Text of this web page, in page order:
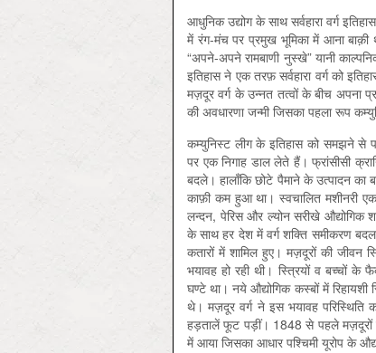
आधुनिक उद्योग के साथ सर्वहारा वर्ग
में रंग-मंच पर प्रमुख भूमिका में आना
“अपने-अपने रामबाणी नुस्खे” यानी
इतिहास ने एक तरफ़ सर्वहारा वर्ग को
मज़दूर वर्ग के उन्नत तत्वों के बीच अपना
की अवधारणा जन्मी जिसका पहला रूप
कम्युनिस्ट लीग के इतिहास को समझने से
पर एक निगाह डाल लेते हैं। फ्रांसीसी
बदले। हालाँकि छोटे पैमाने के उत्पादन का
काफ़ी कम हुआ था। स्वचालित मशीनरी
लन्दन, पेरिस और ल्योन सरीखे औद्योगिक
के साथ हर देश में वर्ग शक्ति समीकरण
कतारों में शामिल हुए। मज़दूरों की
भयावह हो रही थी। स्त्रियों व बच्चों
घण्टे था। नये औद्योगिक कस्बों में
थे। मज़दूर वर्ग ने इस भयावह परिस्थिति
हड़तालें फूट पड़ीं। 1848 से पहले
में आया जिसका आधार पश्चिमी यूरोप के